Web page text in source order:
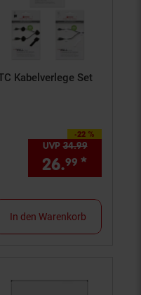
€ Sternchen
Kabelverlege Set
-22 %
Sie Sparen 22 Prozent,
UVP34.99UVP : 34,
26.99 *
In den Warenkorb